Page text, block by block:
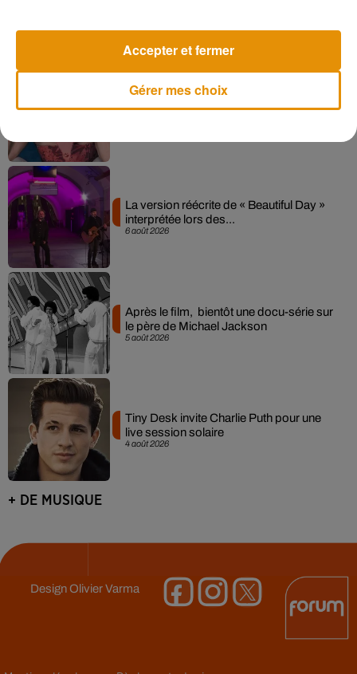
Pomme emprunte le décor de l’émission
« Loups Garous » pour son...
6 août 2026
La version réécrite de « Beautiful Day »
interprétée lors des...
5 août 2026
Après le film, bientôt une docu-série sur
le père de Michael Jackson
4 août 2026
Tiny Desk invite Charlie Puth pour une
live session solaire
+ DE MUSIQUE
DesignOlivier Varma
Gérer mes choix
Accepter et fermer